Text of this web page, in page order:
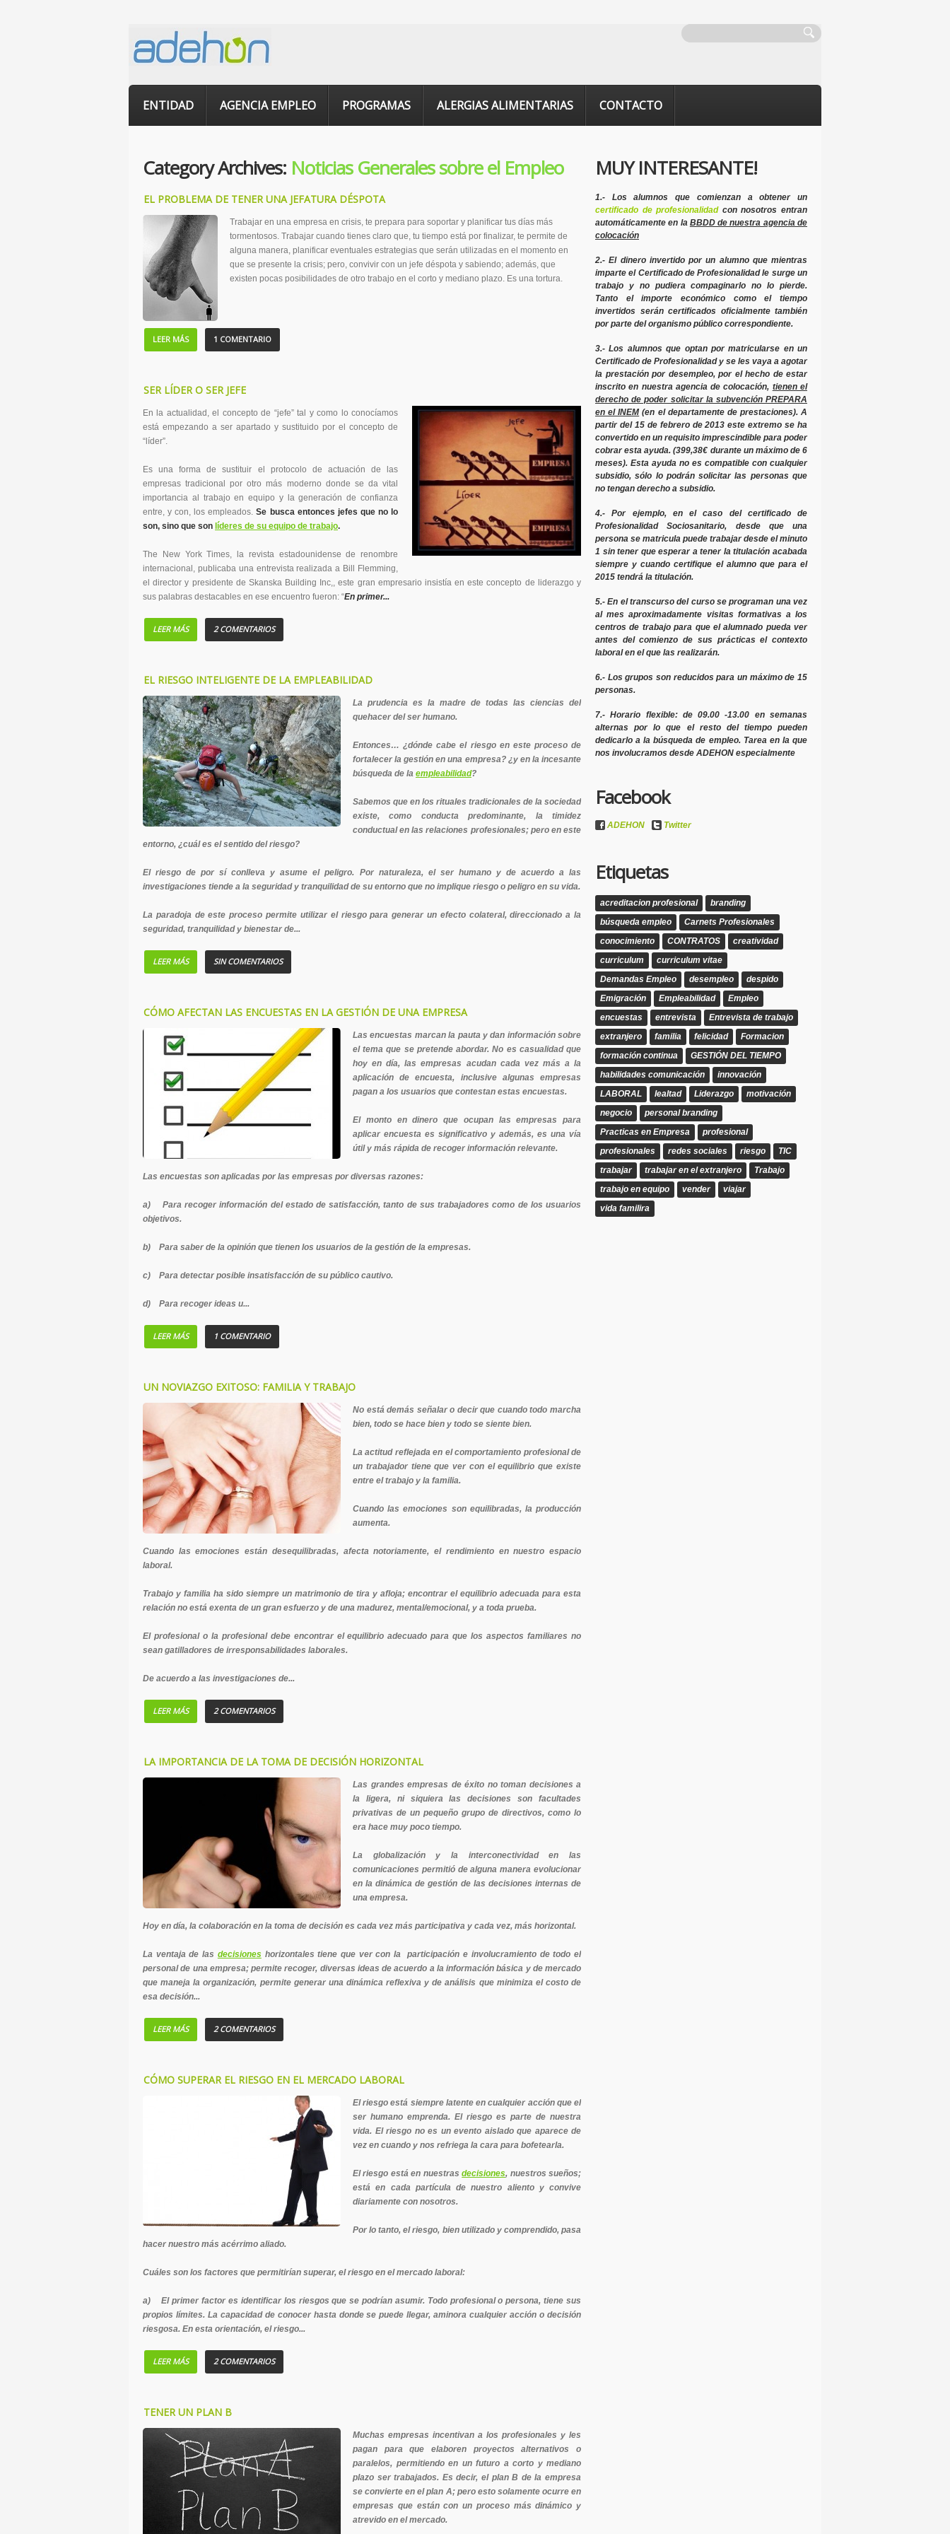
ENTIDAD AGENCIA EMPLEO PROGRAMAS ALERGIAS ALIMENTARIAS CONTACTO
Category Archives: Noticias Generales sobre el Empleo
EL PROBLEMA DE TENER UNA JEFATURA DÉSPOTA
Trabajar en una empresa en crisis, te prepara para soportar y planificar tus días más
tormentosos. Trabajar cuando tienes claro que, tu tiempo está por finalizar, te permite de
alguna manera, planificar eventuales estrategias que serán utilizadas en el momento en
que se presente la crisis; pero, convivir con un jefe déspota y sabiendo; además, que
existen pocas posibilidades de otro trabajo en el corto y mediano plazo. Es una tortura.
LEER MÁS 1 COMENTARIO
SER LÍDER O SER JEFE
En la actualidad, el concepto de “jefe” tal y como lo conocíamos
está empezando a ser apartado y sustituido por el concepto de
“líder”.
Es una forma de sustituir el protocolo de actuación de las
empresas tradicional por otro más moderno donde se da vital
importancia al trabajo en equipo y la generación de confianza
entre, y con, los empleados.Se busca entonces jefes que no lo
son, sino que son líderes de su equipo de trabajo.
The New York Times, la revista estadounidense de renombre
internacional, publicaba una entrevista realizada a Bill Flemming,
el director y presidente de Skanska Building Inc,, este gran empresario insistía en este concepto de liderazgo y
sus palabras destacables en ese encuentro fueron: “En primer...
LEER MÁS 2 COMENTARIOS
EL RIESGO INTELIGENTE DE LA EMPLEABILIDAD
La prudencia es la madre de todas las ciencias del
quehacer del ser humano.
Entonces… ¿dónde cabe el riesgo en este proceso de
fortalecer la gestión en una empresa? ¿y en la incesante
búsqueda de la empleabilidad?
Sabemos que en los rituales tradicionales de la sociedad
existe, como conducta predominante, la timidez
conductual en las relaciones profesionales; pero en este
entorno, ¿cuál es el sentido del riesgo?
El riesgo de por sí conlleva y asume el peligro. Por naturaleza, el ser humano y de acuerdo a las
investigaciones tiende a la seguridad y tranquilidad de su entorno que no implique riesgo o peligro en su vida.
La paradoja de este proceso permite utilizar el riesgo para generar un efecto colateral, direccionado a la
seguridad, tranquilidad y bienestar de...
LEER MÁS SIN COMENTARIOS
CÓMO AFECTAN LAS ENCUESTAS EN LA GESTIÓN DE UNA EMPRESA
Las encuestas marcan la pauta y dan información sobre
el tema que se pretende abordar. No es casualidad que
hoy en día, las empresas acudan cada vez más a la
aplicación de encuesta, inclusive algunas empresas
pagan a los usuarios que contestan estas encuestas.
El monto en dinero que ocupan las empresas para
aplicar encuesta es significativo y además, es una vía
útil y más rápida de recoger información relevante.
Las encuestas son aplicadas por las empresas por diversas razones:
a) Para recoger información del estado de satisfacción, tanto de sus trabajadores como de los usuarios
objetivos.
b) Para saber de la opinión que tienen los usuarios de la gestión de la empresas.
c) Para detectar posible insatisfacción de su público cautivo.
d) Para recoger ideas u...
LEER MÁS 1 COMENTARIO
UN NOVIAZGO EXITOSO: FAMILIA Y TRABAJO
No está demás señalar o decir que cuando todo marcha
bien, todo se hace bien y todo se siente bien.
La actitud reflejada en el comportamiento profesional de
un trabajador tiene que ver con el equilibrio que existe
entre el trabajo y la familia.
Cuando las emociones son equilibradas, la producción
aumenta.
Cuando las emociones están desequilibradas, afecta notoriamente, el rendimiento en nuestro espacio
laboral.
Trabajo y familia ha sido siempre un matrimonio de tira y afloja; encontrar el equilibrio adecuada para esta
relación no está exenta de un gran esfuerzo y de una madurez, mental/emocional, y a toda prueba.
El profesional o la profesional debe encontrar el equilibrio adecuado para que los aspectos familiares no
sean gatilladores de irresponsabilidades laborales.
De acuerdo a las investigaciones de...
LEER MÁS 2 COMENTARIOS
LA IMPORTANCIA DE LA TOMA DE DECISIÓN HORIZONTAL
Las grandes empresas de éxito no toman decisiones a
la ligera, ni siquiera las decisiones son facultades
privativas de un pequeño grupo de directivos, como lo
era hace muy poco tiempo.
La globalización y la interconectividad en las
comunicaciones permitió de alguna manera evolucionar
en la dinámica de gestión de las decisiones internas de
una empresa.
Hoy en día, la colaboración en la toma de decisión es cada vez más participativa y cada vez, más horizontal.
La ventaja de las decisioneshorizontales tiene que ver con la participación e involucramiento de todo el
personal de una empresa; permite recoger, diversas ideas de acuerdo a la información básica y de mercado
que maneja la organización, permite generar una dinámica reflexiva y de análisis que minimiza el costo de
esa decisión...
LEER MÁS 2 COMENTARIOS
CÓMO SUPERAR EL RIESGO EN EL MERCADO LABORAL
El riesgo está siempre latente en cualquier acción que el
ser humano emprenda. El riesgo es parte de nuestra
vida. El riesgo no es un evento aislado que aparece de
vez en cuando y nos refriega la cara para bofetearla.
El riesgo está en nuestrasdecisiones, nuestros sueños;
está en cada partícula de nuestro aliento y convive
diariamente con nosotros.
Por lo tanto, el riesgo, bien utilizado y comprendido, pasa
hacer nuestro más acérrimo aliado.
Cuáles son los factores que permitirían superar, el riesgo en el mercado laboral:
a) El primer factor es identificar los riesgos que se podrían asumir. Todo profesional o persona, tiene sus
propios límites. La capacidad de conocer hasta donde se puede llegar, aminora cualquier acción o decisión
riesgosa. En esta orientación, el riesgo...
LEER MÁS 2 COMENTARIOS
TENER UN PLAN B
Muchas empresas incentivan a los profesionales y les
pagan para que elaboren proyectos alternativos o
paralelos, permitiendo en un futuro a corto y mediano
plazo ser trabajados. Es decir, el plan B de la empresa
se convierte en el plan A; pero esto solamente ocurre en
empresas que están con un proceso más dinámico y
atrevido en el mercado.
MUY INTERESANTE!
1.- Los alumnos que comienzan a obtener un
certificado de profesionalidadcon nosotros entran
automáticamente en la BBDD de nuestra agencia de
colocación
2.- El dinero invertido por un alumno que mientras
imparte el Certificado de Profesionalidad le surge un
trabajo y no pudiera compaginarlo no lo pierde.
Tanto el importe económico como el tiempo
invertidos serán certificados oficialmentetambién
por parte del organismo público correspondiente.
3.-Los alumnos que optan por matricularse en un
Certificado de Profesionalidad y se les vaya a agotar
la prestación por desempleo, por el hecho de estar
inscrito en nuestra agencia de colocación, tienen el
derecho de poder solicitar la subvención PREPARA
en el INEM (en el departamente de prestaciones). A
partir del 15 de febrero de 2013 este extremo se ha
convertido en un requisito imprescindible para poder
cobrar esta ayuda. (399,38€ durante un máximo de 6
meses). Esta ayuda no es compatible con cualquier
subsidio, sólo lo podrán solicitar las personas que
no tengan derecho a subsidio.
4.- Por ejemplo, en el caso del certificado de
Profesionalidad Sociosanitario, desde que una
persona se matricula puede trabajar desde el minuto
1 sin tener que esperar a tener la titulación acabada
siempre y cuando certifique el alumno que para el
2015 tendrá la titulación.
5.- En el transcurso del curso se programan una vez
al mes aproximadamente visitas formativas a los
centros de trabajopara que el alumnado pueda ver
antes del comienzo de sus prácticas el contexto
laboral en el que las realizarán.
6.- Losgrupos son reducidos para un máximo de 15
personas.
7.- Horario flexible: de 09.00 -13.00 en semanas
alternas por lo que el resto del tiempo pueden
dedicarlo a la búsqueda de empleo.Tarea en la que
nos involucramos desde ADEHON especialmente
Facebook
ADEHON Twitter
Etiquetas
acreditacion profesional
branding
búsqueda empleo
Carnets Profesionales
conocimiento
CONTRATOS
creatividad
curriculum
curriculum vitae
Demandas Empleo
desempleo
despido
Emigración
Empleabilidad
Empleo
encuestas
entrevista
Entrevista de trabajo
extranjero
familia felicidad
Formacion
formación continua
GESTIÓN DEL TIEMPO
habilidades comunicación
innovación
LABORAL
lealtad Liderazgo
motivación
negocio
personal branding
Practicas en Empresa
profesional
profesionales
redes sociales riesgo
TIC
trabajar
trabajar en el extranjero
Trabajo
trabajo en equipo
vender
viajar
vida familira